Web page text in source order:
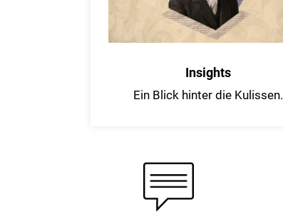
Insights
Ein Blick hinter die Kulissen.